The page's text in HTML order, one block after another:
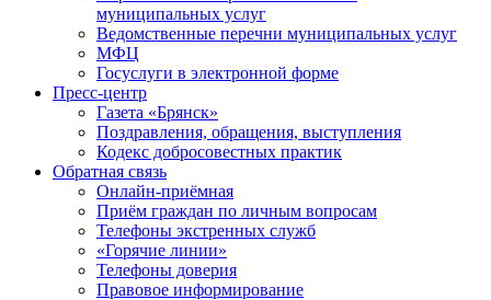
муниципальных услуг
Ведомственные перечни муниципальных услуг
МФЦ
Госуслуги в электронной форме
Пресс-центр
Газета «Брянск»
Поздравления, обращения, выступления
Кодекс добросовестных практик
Обратная связь
Онлайн-приёмная
Приём граждан по личным вопросам
Телефоны экстренных служб
«Горячие линии»
Телефоны доверия
Правовое информирование